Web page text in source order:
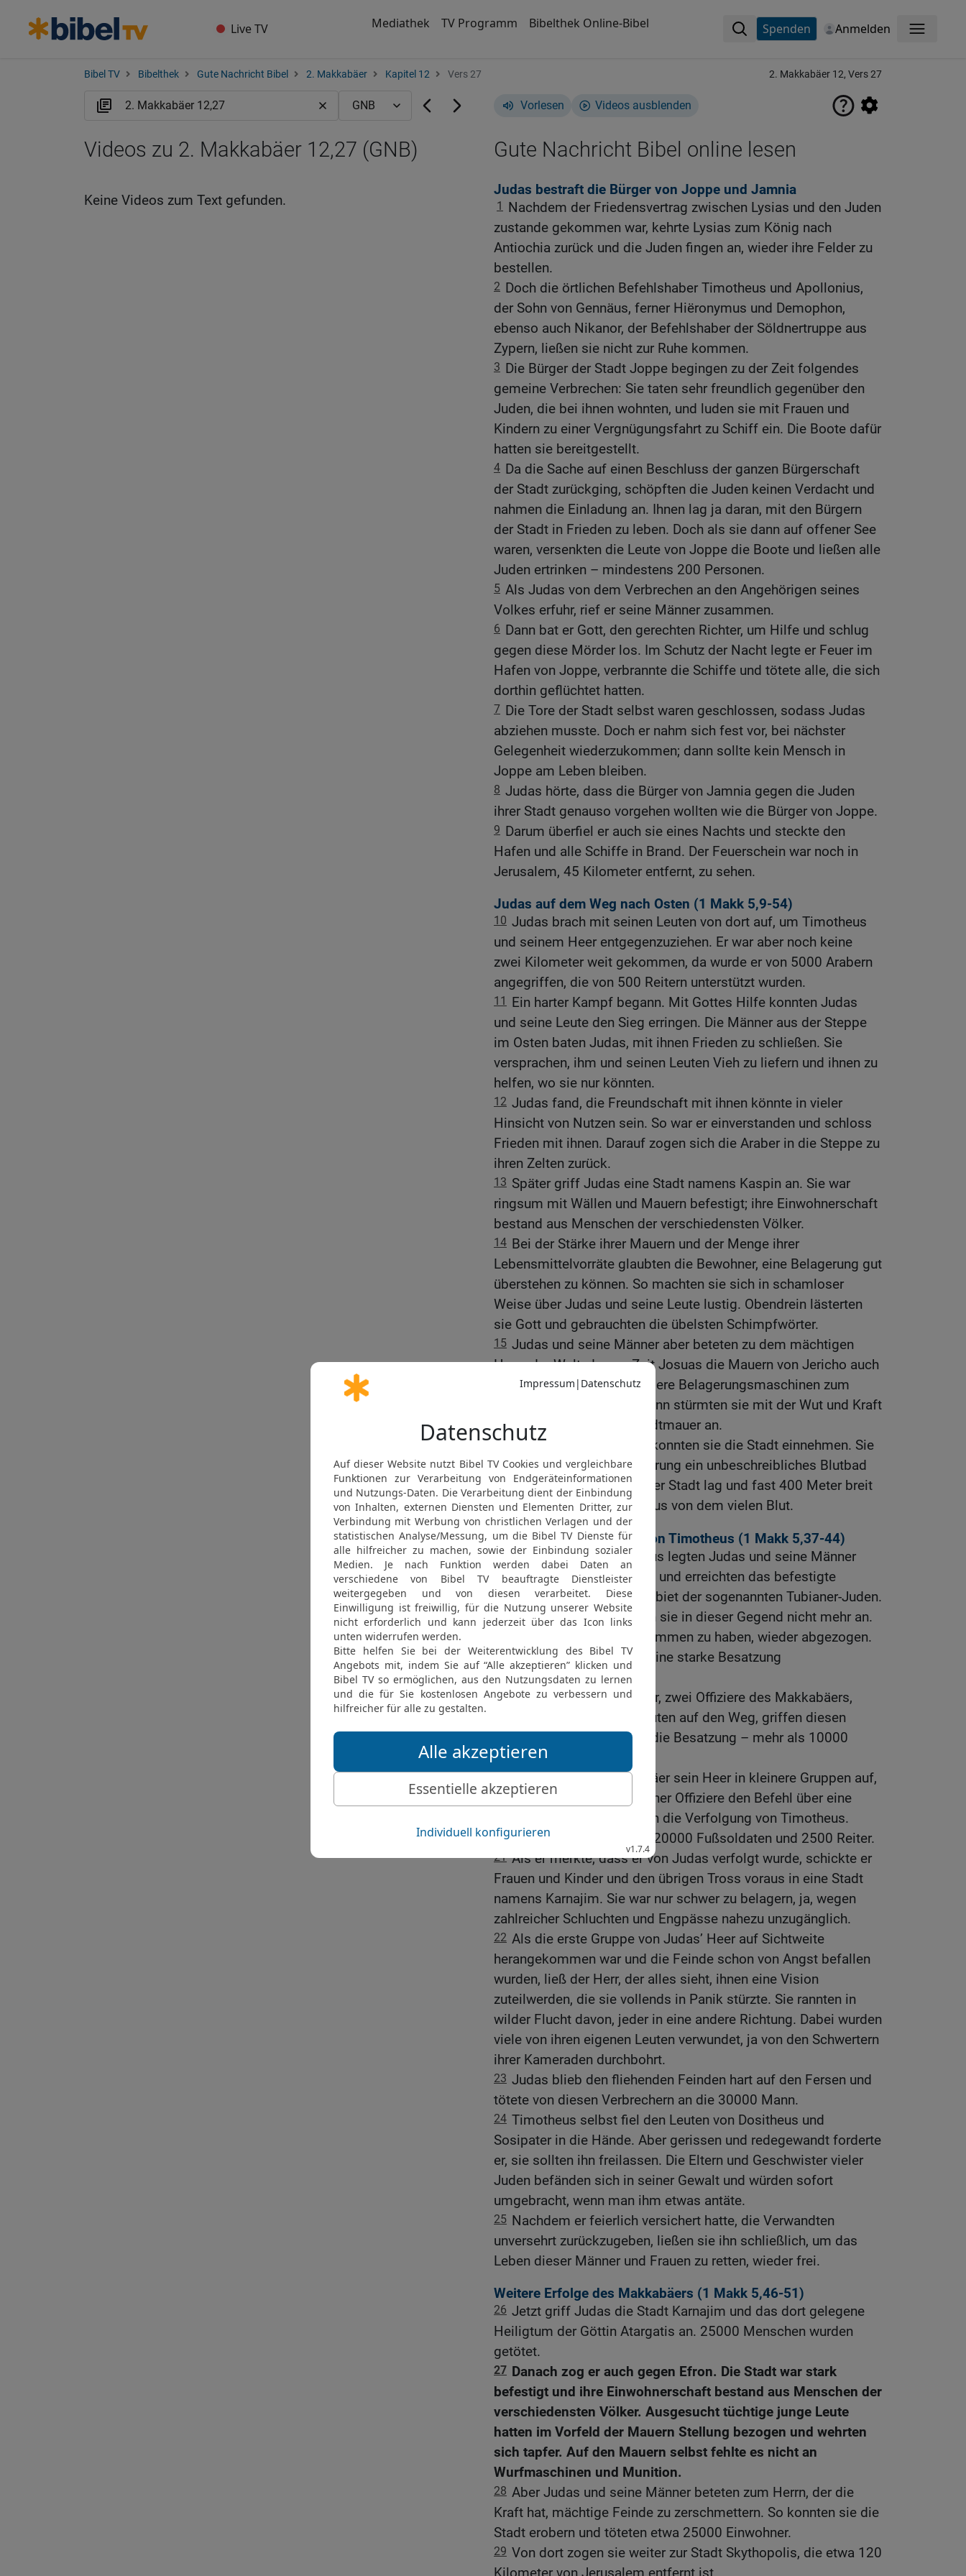
Live TV Mediathek TV Programm Bibelthek Online-Bibel Spenden Anmelden Menü
Bibel TV Bibelthek Gute Nachricht Bibel 2. Makkabäer Kapitel 12 Vers 27 2. Makkabäer 12, Vers 27
Vorlesen Videos ausblenden
Gute Nachricht Bibel online lesen
Judas bestraft die Bürger von Joppe und Jamnia
1
Nachdem der Friedensvertrag zwischen Lysias und den Juden
zustande gekommen war, kehrte Lysias zum König nach
Antiochia zurück und die Juden fingen an, wieder ihre Felder zu
bestellen.
2 Doch die örtlichen Befehlshaber Timotheus und Apollonius,
der Sohn von Gennäus, ferner Hiëronymus und Demophon,
ebenso auch Nikanor, der Befehlshaber der Söldnertruppe aus
Zypern, ließen sie nicht zur Ruhe kommen.
3 Die Bürger der Stadt Joppe begingen zu der Zeit folgendes
gemeine Verbrechen: Sie taten sehr freundlich gegenüber den
Juden, die bei ihnen wohnten, und luden sie mit Frauen und
Kindern zu einer Vergnügungsfahrt zu Schiff ein. Die Boote dafür
hatten sie bereitgestellt.
4 Da die Sache auf einen Beschluss der ganzen Bürgerschaft
der Stadt zurückging, schöpften die Juden keinen Verdacht und
nahmen die Einladung an. Ihnen lag ja daran, mit den Bürgern
der Stadt in Frieden zu leben. Doch als sie dann auf offener See
waren, versenkten die Leute von Joppe die Boote und ließen alle
Juden ertrinken – mindestens 200 Personen.
5 Als Judas von dem Verbrechen an den Angehörigen seines
Volkes erfuhr, rief er seine Männer zusammen.
6 Dann bat er Gott, den gerechten Richter, um Hilfe und schlug
gegen diese Mörder los. Im Schutz der Nacht legte er Feuer im
Hafen von Joppe, verbrannte die Schiffe und tötete alle, die sich
dorthin geflüchtet hatten.
7 Die Tore der Stadt selbst waren geschlossen, sodass Judas
abziehen musste. Doch er nahm sich fest vor, bei nächster
Gelegenheit wiederzukommen; dann sollte kein Mensch in
Joppe am Leben bleiben.
8 Judas hörte, dass die Bürger von Jamnia gegen die Juden
ihrer Stadt genauso vorgehen wollten wie die Bürger von Joppe.
9 Darum überfiel er auch sie eines Nachts und steckte den
Hafen und alle Schiffe in Brand. Der Feuerschein war noch in
Jerusalem, 45 Kilometer entfernt, zu sehen.
Judas auf dem Weg nach Osten (1 Makk 5,9-54)
10 Judas brach mit seinen Leuten von dort auf, um Timotheus
und seinem Heer entgegenzuziehen. Er war aber noch keine
zwei Kilometer weit gekommen, da wurde er von 5000 Arabern
angegriffen, die von 500 Reitern unterstützt wurden.
11
Ein harter Kampf begann. Mit Gottes Hilfe konnten Judas
und seine Leute den Sieg erringen. Die Männer aus der Steppe
im Osten baten Judas, mit ihnen Frieden zu schließen. Sie
versprachen, ihm und seinen Leuten Vieh zu liefern und ihnen zu
helfen, wo sie nur könnten.
12 Judas fand, die Freundschaft mit ihnen könnte in vieler
Hinsicht von Nutzen sein. So war er einverstanden und schloss
Frieden mit ihnen. Darauf zogen sich die Araber in die Steppe zu
ihren Zelten zurück.
13 Später griff Judas eine Stadt namens Kaspin an. Sie war
ringsum mit Wällen und Mauern befestigt; ihre Einwohnerschaft
bestand aus Menschen der verschiedensten Völker.
14 Bei der Stärke ihrer Mauern und der Menge ihrer
Lebensmittelvorräte glaubten die Bewohner, eine Belagerung gut
überstehen zu können. So machten sie sich in schamloser
Weise über Judas und seine Leute lustig. Obendrein lästerten
sie Gott und gebrauchten die übelsten Schimpfwörter.
15 Judas und seine Männer aber beteten zu dem mächtigen
Herrn der Welt, der zur Zeit Josuas die Mauern von Jericho auch
ohne Rammböcke und andere Belagerungsmaschinen zum
Einsturz gebracht hatte. Dann stürmten sie mit der Wut und Kraft
wilder Tiere gegen die Stadtmauer an.
16 Weil Gott es so wollte, konnten sie die Stadt einnehmen. Sie
richteten unter der Bevölkerung ein unbeschreibliches Blutbad
an. Der See, der nahe bei der Stadt lag und fast 400 Meter breit
war, sah ganz rot gefärbt aus von dem vielen Blut.
Judas besiegt das Heer von Timotheus (1 Makk 5,37-44)
17 Von der Stadt Kaspin aus legten Judas und seine Männer
etwa 140 Kilometer zurück und erreichten das befestigte
feindliche Heerlager im Gebiet der sogenannten Tubianer-Juden.
18 Timotheus selbst trafen sie in dieser Gegend nicht mehr an.
Er war, ohne etwas unternommen zu haben, wieder abgezogen.
Nur an einem Ort hatte er eine starke Besatzung
zurückgelassen.
19 Dositheus und Sosipater, zwei Offiziere des Makkabäers,
machten sich mit ihren Leuten auf den Weg, griffen diesen
Stützpunkt an und töteten die Besatzung – mehr als 10000
Mann.
20 Dann teilte der Makkabäer sein Heer in kleinere Gruppen auf,
übertrug jeweils einem seiner Offiziere den Befehl über eine
Gruppe und machte sich an die Verfolgung von Timotheus.
Timotheus verfügte über 120000 Fußsoldaten und 2500 Reiter.
21 Als er merkte, dass er von Judas verfolgt wurde, schickte er
Frauen und Kinder und den übrigen Tross voraus in eine Stadt
namens Karnajim. Sie war nur schwer zu belagern, ja, wegen
zahlreicher Schluchten und Engpässe nahezu unzugänglich.
22 Als die erste Gruppe von Judas’ Heer auf Sichtweite
herangekommen war und die Feinde schon von Angst befallen
wurden, ließ der Herr, der alles sieht, ihnen eine Vision
zuteilwerden, die sie vollends in Panik stürzte. Sie rannten in
wilder Flucht davon, jeder in eine andere Richtung. Dabei wurden
viele von ihren eigenen Leuten verwundet, ja von den Schwertern
ihrer Kameraden durchbohrt.
23 Judas blieb den fliehenden Feinden hart auf den Fersen und
tötete von diesen Verbrechern an die 30000 Mann.
24 Timotheus selbst fiel den Leuten von Dositheus und
Sosipater in die Hände. Aber gerissen und redegewandt forderte
er, sie sollten ihn freilassen. Die Eltern und Geschwister vieler
Juden befänden sich in seiner Gewalt und würden sofort
umgebracht, wenn man ihm etwas antäte.
25 Nachdem er feierlich versichert hatte, die Verwandten
unversehrt zurückzugeben, ließen sie ihn schließlich, um das
Leben dieser Männer und Frauen zu retten, wieder frei.
Weitere Erfolge des Makkabäers (1 Makk 5,46-51)
26 Jetzt griff Judas die Stadt Karnajim und das dort gelegene
Heiligtum der Göttin Atargatis an. 25000 Menschen wurden
getötet.
27 Danach zog er auch gegen Efron. Die Stadt war stark
befestigt und ihre Einwohnerschaft bestand aus Menschen der
verschiedensten Völker. Ausgesucht tüchtige junge Leute
hatten im Vorfeld der Mauern Stellung bezogen und wehrten
sich tapfer. Auf den Mauern selbst fehlte es nicht an
Wurfmaschinen und Munition.
28 Aber Judas und seine Männer beteten zum Herrn, der die
Kraft hat, mächtige Feinde zu zerschmettern. So konnten sie die
Stadt erobern und töteten etwa 25000 Einwohner.
29 Von dort zogen sie weiter zur Stadt Skythopolis, die etwa 120
Kilometer von Jerusalem entfernt ist.
Videos zu 2. Makkabäer 12,27 (GNB)
Keine Videos zum Text gefunden.